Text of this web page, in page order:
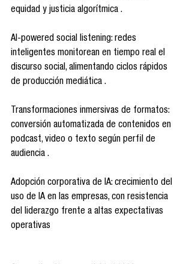
equidad y justicia algorítmica .
AI-powered social listening: redes
inteligentes monitorean en tiempo real el
discurso social, alimentando ciclos rápidos
de producción mediática .
Transformaciones inmersivas de formatos:
conversión automatizada de contenidos en
podcast, video o texto según perfil de
audiencia .
Adopción corporativa de IA: crecimiento del
uso de IA en las empresas, con resistencia
del liderazgo frente a altas expectativas
operativas